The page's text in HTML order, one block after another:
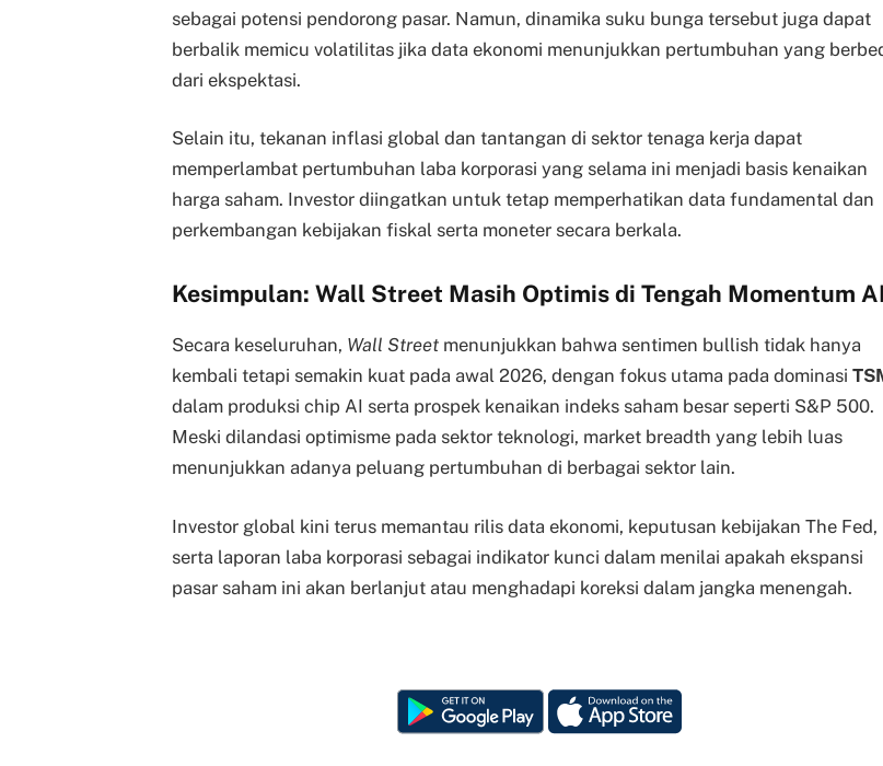
sebagai potensi pendorong pasar. Namun, dinamika suku bunga tersebut juga dapat
berbalik memicu volatilitas jika data ekonomi menunjukkan pertumbuhan yang
dari ekspektasi.
Selain itu, tekanan inflasi global dan tantangan di sektor tenaga kerja dapat
memperlambat pertumbuhan laba korporasi yang selama ini menjadi basis kenaikan
harga saham. Investor diingatkan untuk tetap memperhatikan data fundamental dan
perkembangan kebijakan fiskal serta moneter secara berkala.
Kesimpulan: Wall Street Masih Optimis di Tengah Momentum AI
Secara keseluruhan, Wall Street menunjukkan bahwa sentimen bullish tidak hanya
kembali tetapi semakin kuat pada awal 2026, dengan fokus utama pada dominasi
dalam produksi chip AI serta prospek kenaikan indeks saham besar seperti S&P 500.
Meski dilandasi optimisme pada sektor teknologi, market breadth yang lebih luas
menunjukkan adanya peluang pertumbuhan di berbagai sektor lain.
Investor global kini terus memantau rilis data ekonomi, keputusan kebijakan The Fed,
serta laporan laba korporasi sebagai indikator kunci dalam menilai apakah ekspansi
pasar saham ini akan berlanjut atau menghadapi koreksi dalam jangka menengah.